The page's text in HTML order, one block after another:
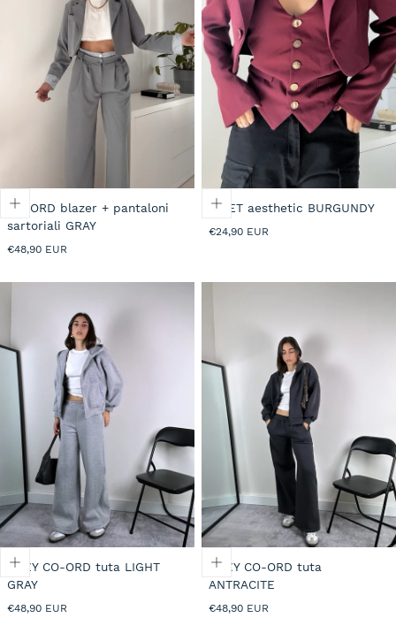
CO-ORD blazer + pantaloni
sartoriali GRAY
Prezzo
€48,90 EUR
GILET aesthetic BURGUNDY
Prezzo
€24,90 EUR
COZY CO-ORD tuta LIGHT
GRAY
Prezzo
€48,90 EUR
COZY CO-ORD tuta
ANTRACITE
Prezzo
€48,90 EUR